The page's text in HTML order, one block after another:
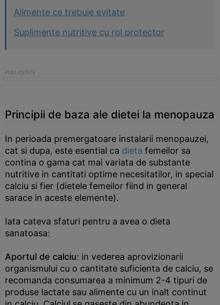
Alimente ce trebuie evitate
Suplimente nutritive cu rol protector
Principii de baza ale dietei la menopauza
In perioada premergatoare instalarii menopauzei,
cat si dupa, este esential ca dieta femeilor sa
contina o gama cat mai variata de substante
nutritive in cantitati optime necesitatilor, in special
calciu si fier (dietele femeilor fiind in general
sarace in aceste elemente).
Iata cateva sfaturi pentru a avea o dieta
sanatoasa:
Aportul de calciu: in vederea aprovizionarii
organismului cu o cantitate suficienta de calciu, se
recomanda consumarea a minimum 2-4 tipuri de
produse lactate sau alimente cu un inalt continut